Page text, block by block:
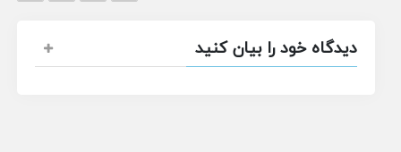
دیدگاه خود را بیان کنید